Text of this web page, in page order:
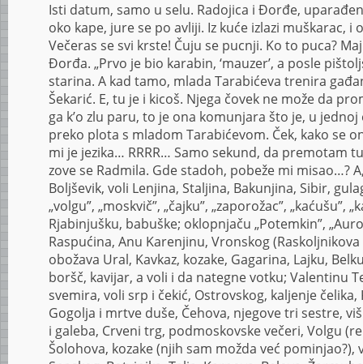
Isti datum, samo u selu. Radojica i Đorđe,
oko kape, jure se po avliji. Iz kuće izlazi muškarac, i
Večeras se svi krste! Čuju se pucnji. Ko to puca?
Đorđa. „Prvo je bio karabin, ‘mauzer’, a posle
starina. A kad tamo, mlada Tarabićeva trenira
Šekarić. E, tu je i kicoš. Njega čovek ne može da
ga k’o zlu paru, to je ona komunjara što je, u
preko plota s mladom Tarabićevom. Ček, kako se
mi je jezika… RRRR… Samo sekund, da premotam
zove se Radmila. Gde stadoh, pobeže mi misao…?
Boljševik, voli Lenjina, Staljina, Bakunjina, Sibir,
„volgu”, „moskvič”, „čajku”, „zaporožac”, „kaćušu”,
Rjabinjušku, babuške; oklopnjaču „Potemkin”,
Raspućina, Anu Karenjinu, Vronskog
obožava Ural, Kavkaz, kozake, Gagarina, Lajku,
boršč, kavijar, a voli i da nategne votku; Valentinu
svemira, voli srp i čekić, Ostrovskog, kaljenje
Gogolja i mrtve duše, Čehova, njegove tri sestre,
i galeba, Crveni trg, podmoskovske večeri, Volgu
Šolohova, kozake (njih sam možda već pominjao?),